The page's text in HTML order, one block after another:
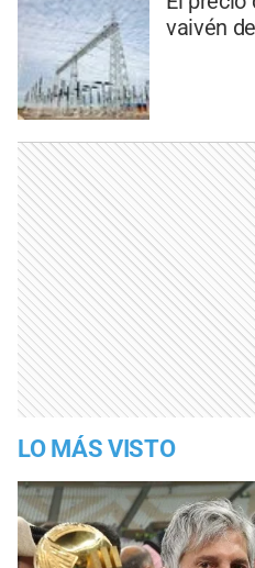
vaivén
LO MÁS VISTO